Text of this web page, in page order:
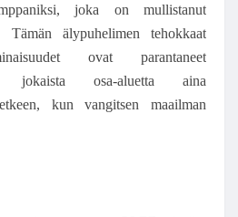
joka on mullistanut
Tämän älypuhelimen tehokkaat
ovat parantaneet
jokaista osa-aluetta aina
kun vangitsen maailman